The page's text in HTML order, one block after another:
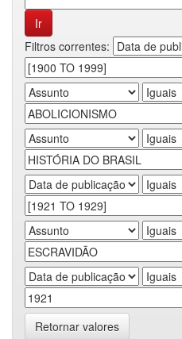
Filtros correntes:
Retornar valores